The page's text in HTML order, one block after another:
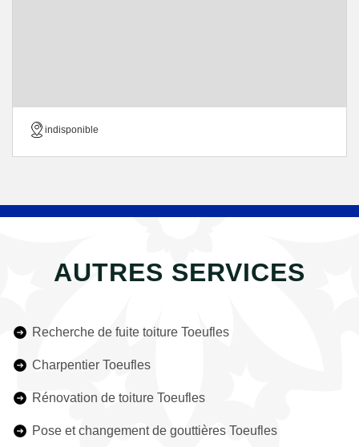
indisponible
AUTRES SERVICES
Recherche de fuite toiture Toeufles
Charpentier Toeufles
Rénovation de toiture Toeufles
Pose et changement de gouttières Toeufles